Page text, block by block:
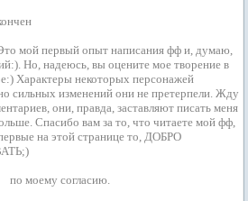
мой первый опыт написания фф и, думаю,
Но, надеюсь, вы оцените мое творение в
Характеры некоторых персонажей
сильных изменений они не претерпели. Жду
они, правда, заставляют писать меня
Спасибо вам за то, что читаете мой фф,
на этой странице то, ДОБРО
по моему согласию.